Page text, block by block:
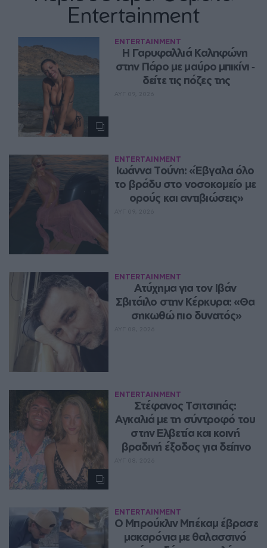
Entertainment
ENTERTAINMENT
Η Γαρυφαλλιά Καληφώνη
στην Πάρο με μαύρο μπικίνι ‑
δείτε τις πόζες της
ENTERTAINMENT
Ιωάννα Τούνη: «Έβγαλα όλο
το βράδυ στο νοσοκομείο με
ορούς και αντιβιώσεις»
ENTERTAINMENT
Ατύχημα για τον Ιβάν
Σβιτάιλο στην Κέρκυρα: «Θα
σηκωθώ πιο δυνατός»
ENTERTAINMENT
Στέφανος Τσιτσιπάς:
Αγκαλιά με τη σύντροφό του
στην Ελβετία και κοινή
βραδινή έξοδος για δείπνο
ENTERTAINMENT
Ο Μπρούκλιν Μπέκαμ έβρασε
μακαρόνια με θαλασσινό